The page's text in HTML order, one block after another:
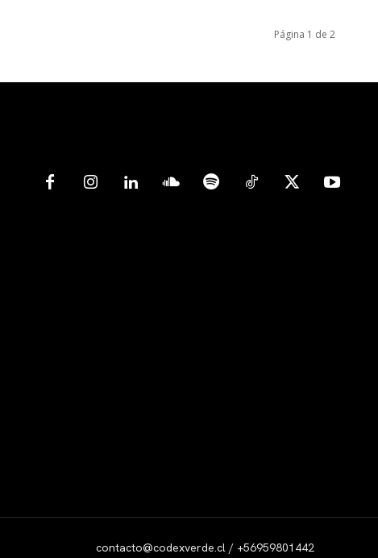
Página 1 de 2
contacto@codexverde.cl / +56959801442